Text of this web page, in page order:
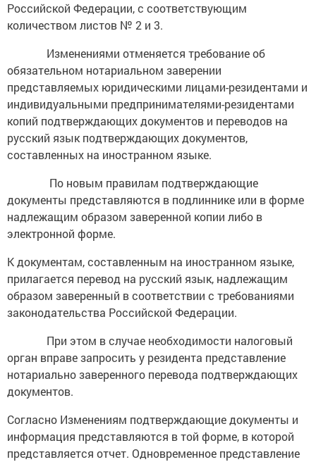
Российской Федерации, с соответствующим
количеством листов № 2 и 3.
Изменениями отменяется требование об
обязательном нотариальном заверении
представляемых юридическими лицами-резидентами и
индивидуальными предпринимателями-резидентами
копий подтверждающих документов и переводов на
русский язык подтверждающих документов,
составленных на иностранном языке.
По новым правилам подтверждающие
документы представляются в подлиннике или в форме
надлежащим образом заверенной копии либо в
электронной форме.
К документам, составленным на иностранном языке,
прилагается перевод на русский язык, надлежащим
образом заверенный в соответствии с требованиями
законодательства Российской Федерации.
При этом в случае необходимости налоговый
орган вправе запросить у резидента представление
нотариально заверенного перевода подтверждающих
документов.
Согласно Изменениям подтверждающие документы и
информация представляются в той форме, в которой
представляется отчет. Одновременное представление